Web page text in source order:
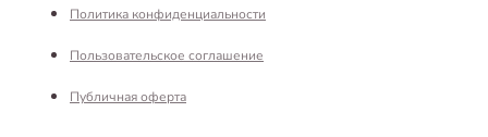
Реквизиты
Политика конфиденциальности
Пользовательское соглашение
Публичная оферта